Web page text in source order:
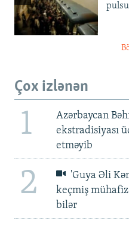
Çox izlənən
1
Azərbaycan
ekstradisiyası
etməyib
2
'Guya Əli
keçmiş
bilər